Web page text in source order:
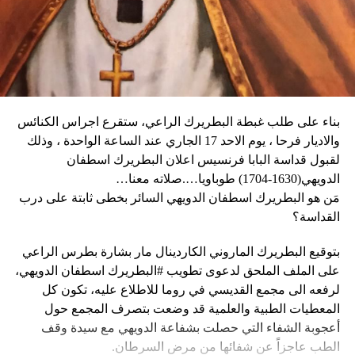
نداء الوطن
وحاولت مجموعة من أفراد العصابات المدججين بالسلاح، يوم
الإثنين، السيطرة على مطار توسان لوفرتور الدولي، الأكبر في
البلاد، وتبادلوا إطلاق النار مع الشرطة والجنود، مما أدى إلى
إلغاء جميع الرحلات الداخلية والدولية.
ألف شخص من منازلهم منذ عطلة نهاية الأسبوع بسبب أعمال
العنف.
وقال رجل من هايتي يدعى نيكولا لوكالة رويترز للأنباء: “أجبرتنا
العصابات المسلحة على ترك منازلنا. دمروا بيوتنا ونحن الآن في
الشوارع”.
ومنذ أن غادر نيكولا منزله، يعيش الآن في مخيم، ويقول إنه يشعر
كما لو كان مثل حيوان.
ولكن كيف انزلقت هايتي إلى هذا المستوى من العنف والفوضى؟
بناء على طلب غبطة البطريرك الراعي، ستقرع اجراس الكنائس
والاديار فرحا ، يوم الاحد 17 الجاري عند الساعة الواحدة ، وذلك
لقبول قداسة البابا فرنسيس اعلان البطريرك اسطفان
الدويهي(1630-1704) طوباويا….صلاته معنا…
مَن هو البطريرك اسطفان الدويهي السائر بخطى ثابتة على درب
بتوقيع البطريرك الماروني الكاردينال مار بشارة بطرس الراعي
على الملف الملحق لدعوى تطويب #البطريرك اسطفان الدويهي،
لرفعه الى مجمع القديسي في روما للاطلاع عليه، تكون كل
المعطيات الطبية والعلمية قد وضعت بتصرف المجمع حول
أعجوبة الشفاء التي حصلت بشفاعة الدويهي مع سيدة وقف
ومع وصول الملف الجدّي الى روما، سيتم تحديد موعد لانعقاد
مجمع القديسين لدراسة ما في الملف من اثباتات علمية حول
الشفاء، على أن يتّخذ القرار بطوباوية البطريرك الدويهي من البابا
فرنسيس في حال سارت كلّ الأمور بالاتجاه الصحيح.
Follow us on Twitter
فمَن هو البطريرك اسطفان الدويهي السائر بخطى ثابتة وأكيدة
CONTINUE READING